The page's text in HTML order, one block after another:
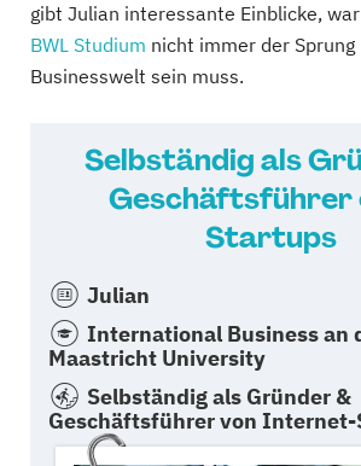
gibt Julian interessante Einblicke,
BWL Studium nicht immer der Sprung
Businesswelt sein muss.
Selbständig als
Geschäftsführer
Startups
Julian
International Business an
Maastricht University
Selbständig als Gründer &
Geschäftsführer von